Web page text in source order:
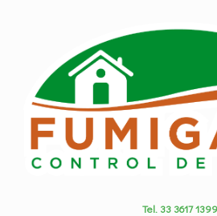
Tel. 33 3617 1399